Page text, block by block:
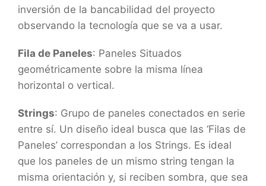
inversión de la bancabilidad del proyecto
observando la tecnología que se va a usar.
Fila de Paneles: Paneles Situados
geométricamente sobre la misma línea
horizontal o vertical.
Strings: Grupo de paneles conectados en serie
entre sí. Un diseño ideal busca que las ‘Filas de
Paneles’ correspondan a los Strings. Es ideal
que los paneles de un mismo string tengan la
misma orientación y, si reciben sombra, que sea